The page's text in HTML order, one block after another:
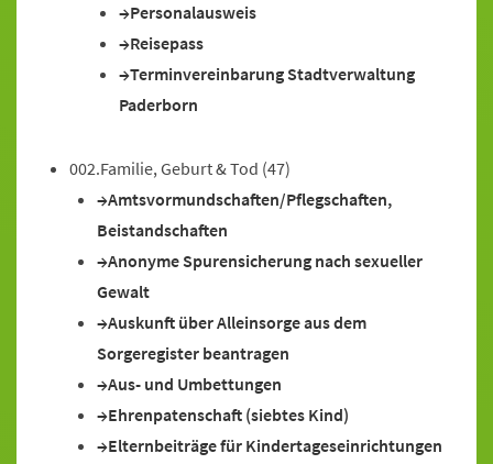
Personalausweis
Reisepass
Terminvereinbarung Stadtverwaltung
Paderborn
002.Familie, Geburt & Tod (47)
Amtsvormundschaften/Pflegschaften,
Beistandschaften
Anonyme Spurensicherung nach sexueller
Gewalt
Auskunft über Alleinsorge aus dem
Sorgeregister beantragen
Aus- und Umbettungen
Ehrenpatenschaft (siebtes Kind)
Elternbeiträge für Kindertageseinrichtungen